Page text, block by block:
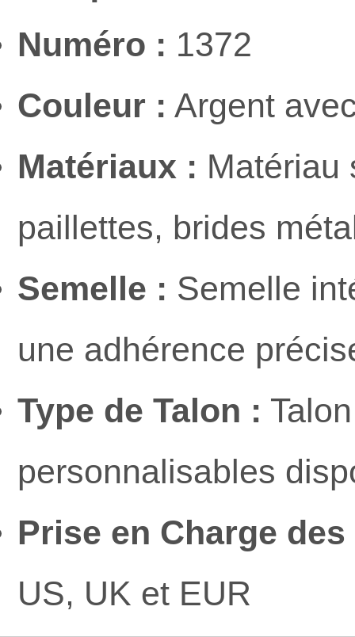
Numéro : 1372
Couleur : Argent
Matériaux : Matériau
paillettes, brides
Semelle : Semelle
une adhérence
Type de Talon :
personnalisables
Prise en Charge
US, UK et EUR